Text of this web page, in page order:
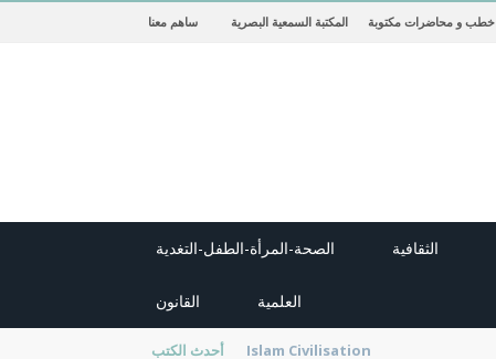
خطب و محاضرات مكتوبة المكتبة السمعية البصرية ساهم معنا
الثقافية الصحة-المرأة-الطفل-التغدية
العلمية القانون
أحدث الكتب حضارة مصر القديمة – رمضان عبده علي